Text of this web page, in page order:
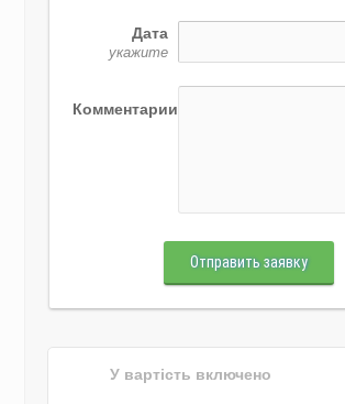
Дата
укажите
Комментарии
Отправить заявку
У вартість включено